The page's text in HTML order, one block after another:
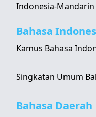
Indonesia-Mandarin
Bahasa
Kamus Bahasa
Singkatan Umum
Bahasa Daerah